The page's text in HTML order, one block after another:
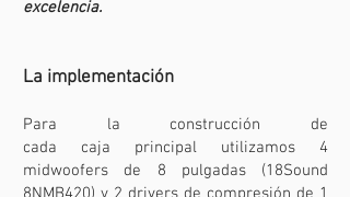
excelencia.
La implementación
Para la construcción de
cada caja principal utilizamos 4
midwoofers de 8 pulgadas (18Sound